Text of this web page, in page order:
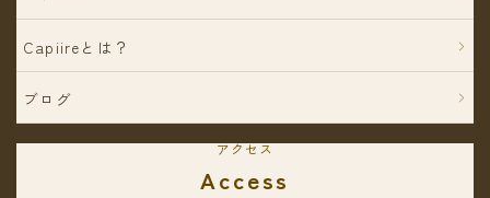
Capiireとは？
ブログ
アクセス
Access